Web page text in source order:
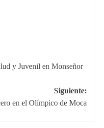
y Juvenil en Monseñor
Siguiente:
en el Olímpico de Moca